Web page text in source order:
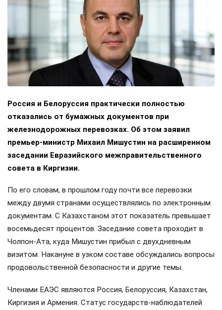
Россия и Белоруссия практически полностью
отказались от бумажных документов при
железнодорожных перевозках. Об этом заявил
премьер-министр Михаил Мишустин на расширенном
заседании Евразийского межправительственного
совета в Киргизии.
По его словам, в прошлом году почти все перевозки
между двумя странами осуществлялись по электронным
документам. С Казахстаном этот показатель превышает
восемьдесят процентов. Заседание совета проходит в
Чолпон-Ата, куда Мишустин прибыл с двухдневным
визитом. Накануне в узком составе обсуждались вопросы
продовольственной безопасности и другие темы.
Членами ЕАЭС являются Россия, Белоруссия, Казахстан,
Киргизия и Армения. Статус государств-наблюдателей